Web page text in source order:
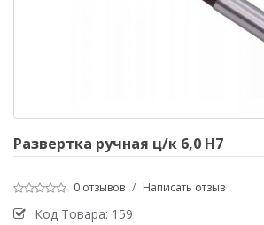
Развертка ручная ц/к 6,0 Н7
0 отзывов / Написать отзыв
Код Товара: 159